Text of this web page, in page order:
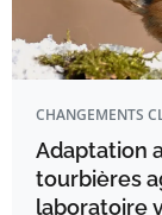
CHANGEMENTS
Adaptation
tourbières
laboratoire